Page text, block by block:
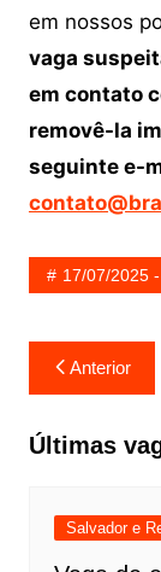
em nossos
vaga
em contato
removê-la
seguinte e-
17/07/2025
de
Post
Anterior
Últimas
Salvador e